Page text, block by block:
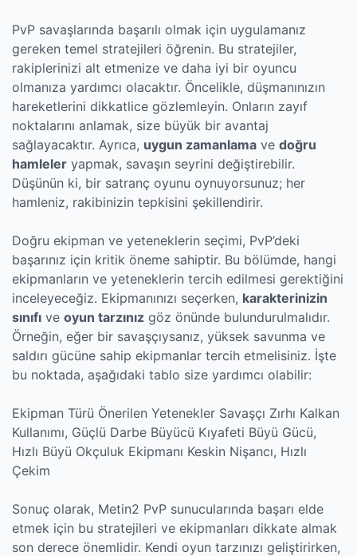
PvP savaşlarında başarılı olmak için uygulamanız
gereken temel stratejileri öğrenin. Bu stratejiler,
rakiplerinizi alt etmenize ve daha iyi bir oyuncu
olmanıza yardımcı olacaktır. Öncelikle, düşmanınızın
hareketlerini dikkatlice gözlemleyin. Onların zayıf
noktalarını anlamak, size büyük bir avantaj
sağlayacaktır. Ayrıca, uygun zamanlama ve doğru
hamleler yapmak, savaşın seyrini değiştirebilir.
Düşünün ki, bir satranç oyunu oynuyorsunuz; her
hamleniz, rakibinizin tepkisini şekillendirir.
Doğru ekipman ve yeteneklerin seçimi, PvP’deki
başarınız için kritik öneme sahiptir. Bu bölümde, hangi
ekipmanların ve yeteneklerin tercih edilmesi gerektiğini
inceleyeceğiz. Ekipmanınızı seçerken, karakterinizin
sınıfı ve oyun tarzınız göz önünde bulundurulmalıdır.
Örneğin, eğer bir savaşçıysanız, yüksek savunma ve
saldırı gücüne sahip ekipmanlar tercih etmelisiniz. İşte
bu noktada, aşağıdaki tablo size yardımcı olabilir:
Ekipman Türü Önerilen Yetenekler Savaşçı Zırhı Kalkan
Kullanımı, Güçlü Darbe Büyücü Kıyafeti Büyü Gücü,
Hızlı Büyü Okçuluk Ekipmanı Keskin Nişancı, Hızlı
Çekim
Sonuç olarak, Metin2 PvP sunucularında başarı elde
etmek için bu stratejileri ve ekipmanları dikkate almak
son derece önemlidir. Kendi oyun tarzınızı geliştirirken,